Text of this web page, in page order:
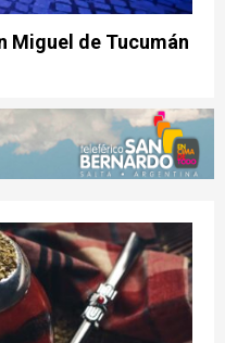
Miguel de Tucumán